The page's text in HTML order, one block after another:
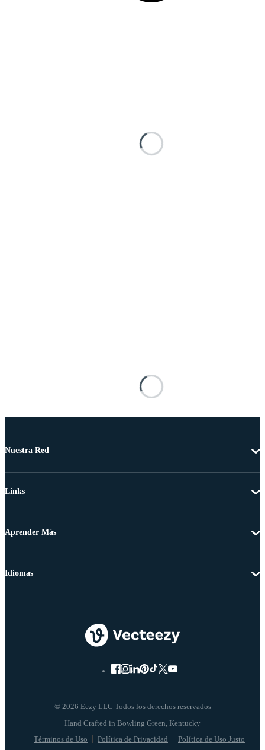
Nuestra Red
Links
Aprender Más
© 2026 Eezy LLC Todos los derechos reservados
Términos de Uso Política de Privacidad Política de Uso Justo
Idiomas